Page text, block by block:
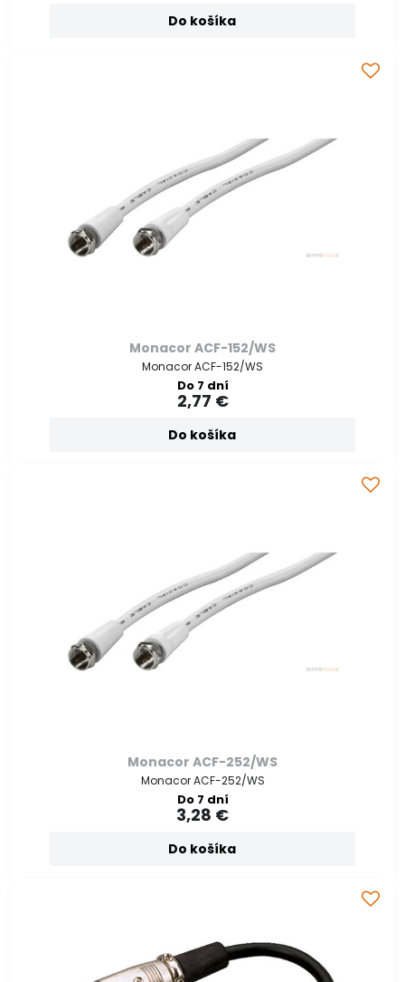
Do košíka
Monacor ACF-152/WS
Monacor ACF-152/WS
Do 7 dní
2,77 €
Do košíka
Monacor ACF-252/WS
Monacor ACF-252/WS
Do 7 dní
3,28 €
Do košíka